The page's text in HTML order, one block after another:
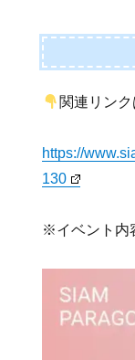
関連リン
https://
130
※イベント内